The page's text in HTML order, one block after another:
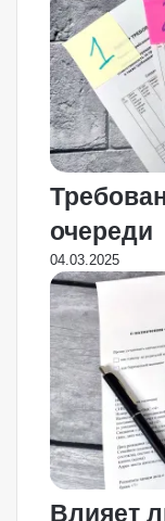
очереди
04.03.2025
Влияет